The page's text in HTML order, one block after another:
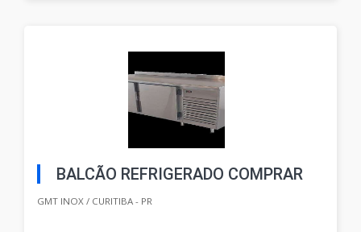
BALCÃO REFRIGERADO COMPRAR
GMT INOX / CURITIBA - PR